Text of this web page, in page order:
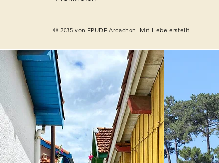
© 2035 von EPUDF Arcachon. Mit Liebe erstellt